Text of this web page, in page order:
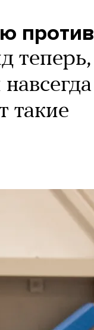
против
теперь,
такие